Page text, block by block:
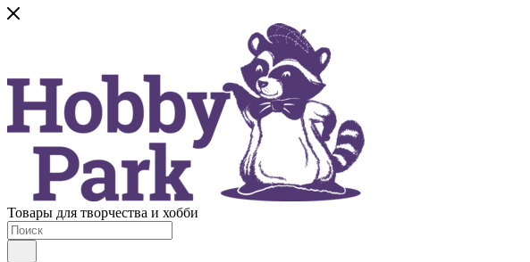
Товары для творчества и хобби